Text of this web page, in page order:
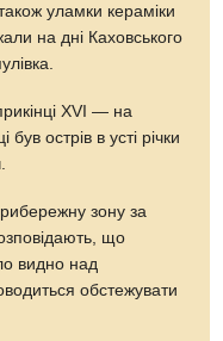
уламки кераміки
на дні Каховського
XVI — на
острів в усті річки
зону за
що
видно над
обстежувати